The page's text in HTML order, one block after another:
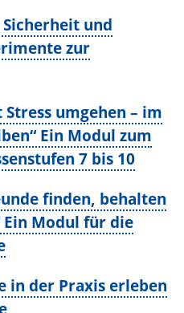
und
zur
umgehen – im
Ein Modul zum
7 bis 10
finden, behalten
Ein Modul für die
in der Praxis erleben